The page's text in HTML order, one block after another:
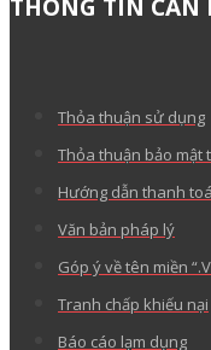
THÔNG TIN CẦN
Thỏa thuận sử dụng
Thỏa thuận bảo mật
Hướng dẫn thanh
Văn bản pháp lý
Góp ý về tên miền
Tranh chấp khiếu nại
Báo cáo lạm dụng